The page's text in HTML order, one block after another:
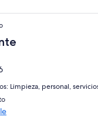
Limpieza, personal,